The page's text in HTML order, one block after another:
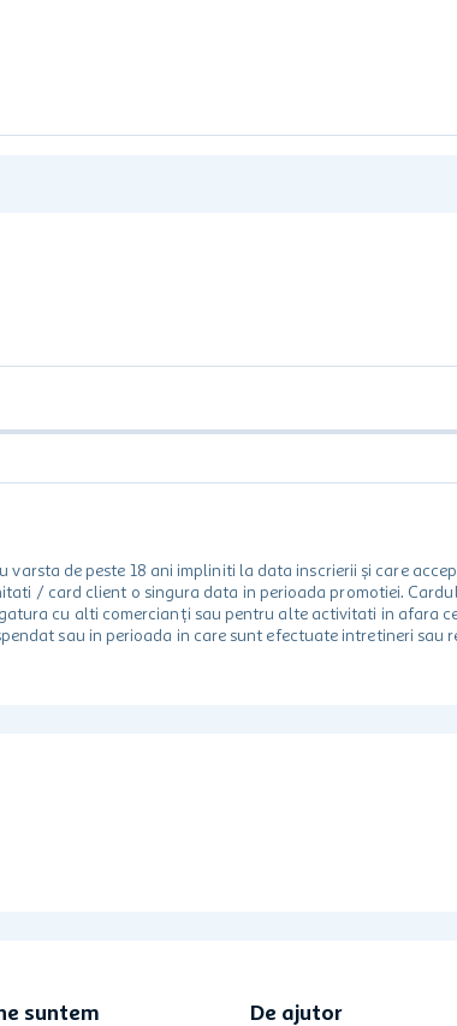
varsta de peste 18 ani impliniti la data inscrierii și care
/ card client o singura data in perioada promotiei.
cu alti comercianți sau pentru alte activitati in afara
sau in perioada in care sunt efectuate intretineri sau
suntem De ajutor